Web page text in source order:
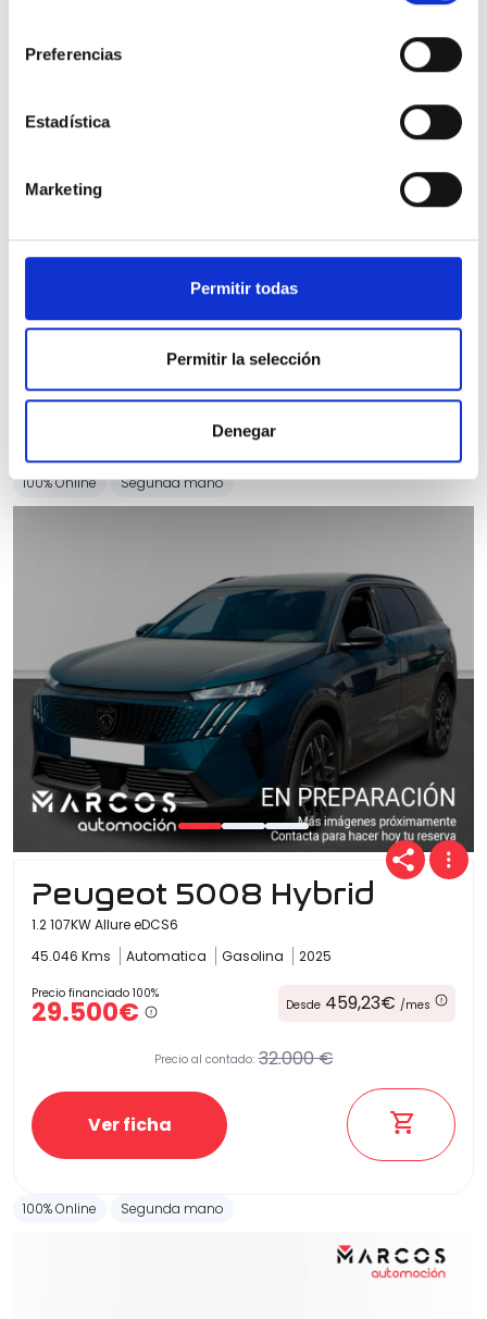
Preferencias
Estadística
Marketing
Permitir todas
Permitir la selección
Denegar
DIG-T 103kW (140CV) mHEV 4x2 N-Design
Precio al contado: 29.850 €
Ver ficha
100% Online Segunda mano
Peugeot 5008 Hybrid
1.2 107KW Allure eDCS6
45.046 Kms
Automatica Gasolina 2025
Precio financiado 100%
29.500€ Desde 459,23€ /mes
Precio al contado: 32.000 €
Ver ficha
100% Online Segunda mano